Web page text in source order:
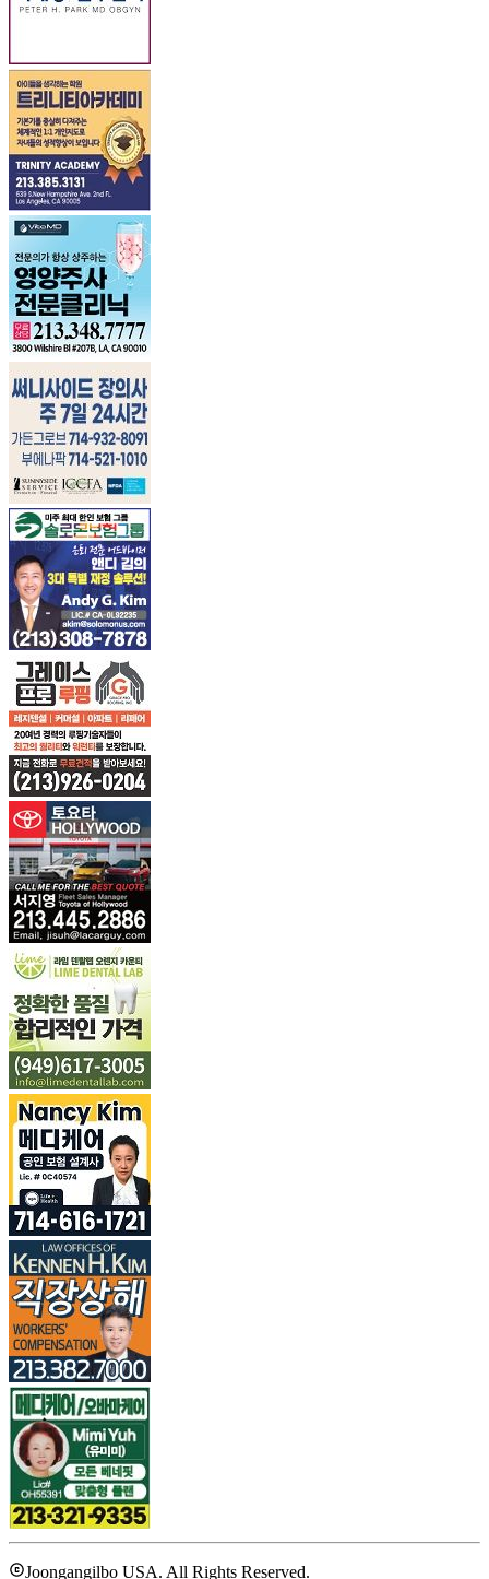
Joongangilbo USA. All Rights Reserved.